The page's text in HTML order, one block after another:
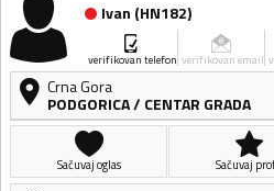
Ivan (HN182)
verifikovan telefon verifikovan email
Crna Gora
PODGORICA/ CENTAR GRADA
Sačuvaj oglas Sačuvaj